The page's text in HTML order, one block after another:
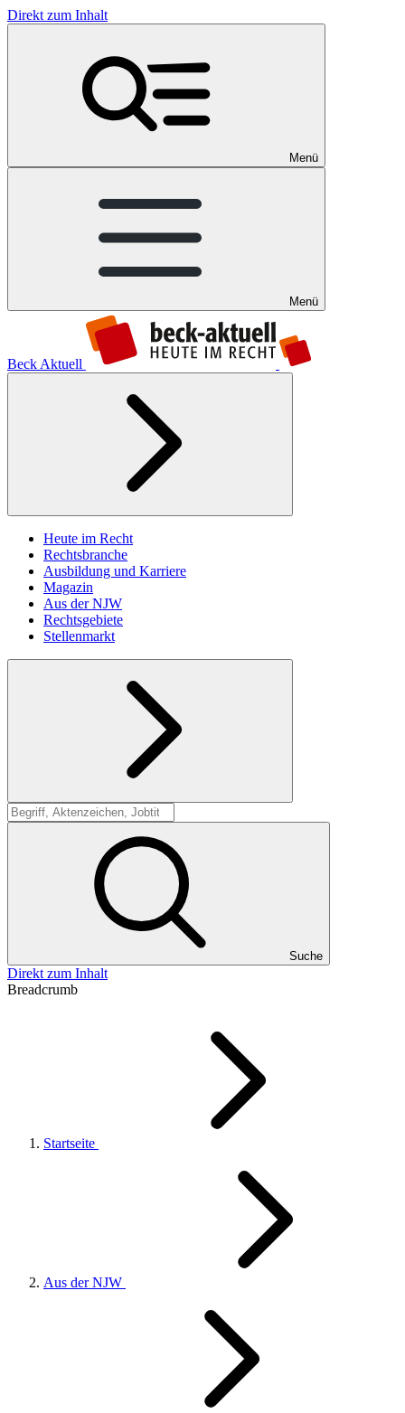
Direkt zum Inhalt
Menü
Menü
Beck Aktuell
Heute im Recht
Rechtsbranche
Ausbildung und Karriere
Magazin
Aus der NJW
Rechtsgebiete
Stellenmarkt
Suche
Suche
Direkt zum Inhalt
Breadcrumb
Startseite
Aus der NJW